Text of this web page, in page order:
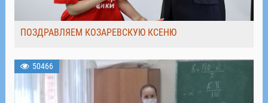
ПОЗДРАВЛЯЕМ КОЗАРЕВСКУЮ КСЕНЮ
50466